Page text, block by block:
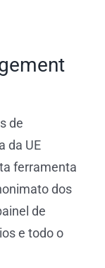
de
da UE
ferramenta
dos
de
e todo o